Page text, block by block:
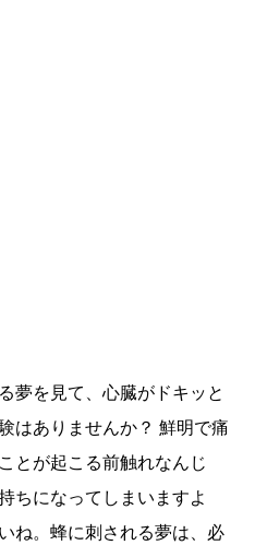
夢を見て、心臓がドキッと
はありませんか？ 鮮明で痛
とが起こる前触れなんじ
ちになってしまいますよ
ね。蜂に刺される夢は、必